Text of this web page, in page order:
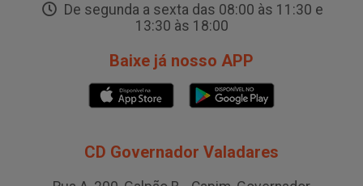
De segunda a sexta das 08:00 às 11:30 e
13:30 às 18:00
Baixe já nosso APP
CD Governador Valadares